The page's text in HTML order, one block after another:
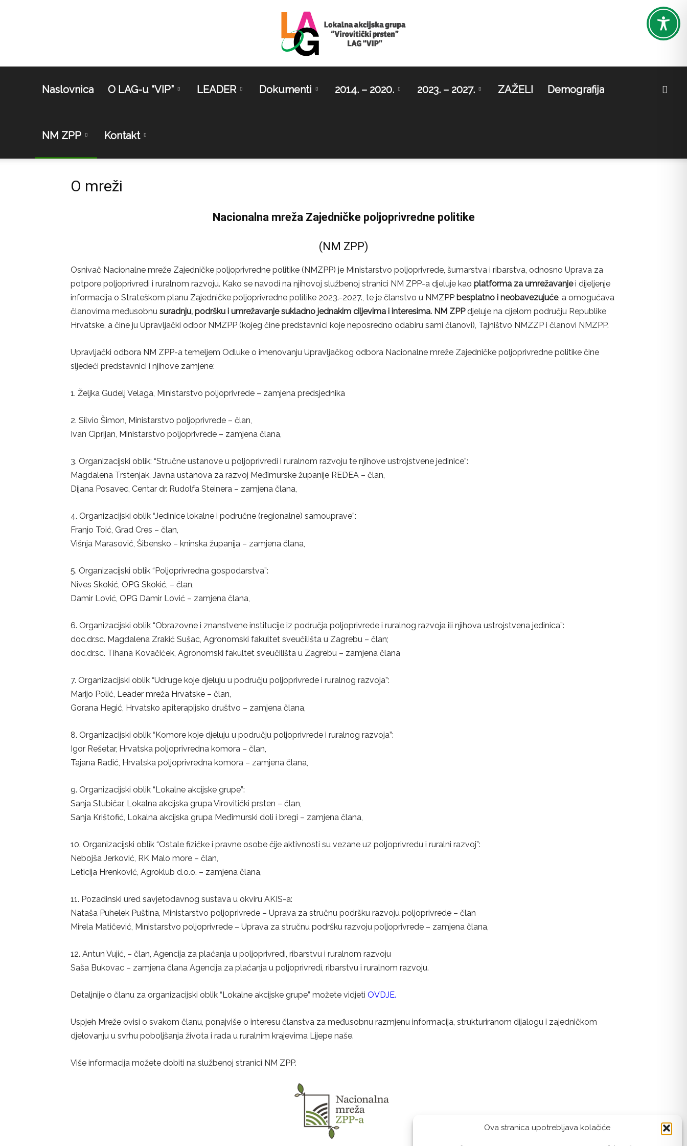
Ova stranica upotrebljava kolačiće
LAG
prsten
Naslovnica O LAG-u “VIP” LEADER Dokumenti 2014. – 2020. 2023. – 2027. ZAŽELI Demografija
NM ZPP Kontakt
O mreži
Nacionalna mreža Zajedničke poljoprivredne politike
(NM ZPP)
Osnivač Nacionalne mreže Zajedničke poljoprivredne politike (NMZPP) je Ministarstvo poljoprivrede, šumarstva i ribarstva, odnosno Uprava za
potpore poljoprivredi i ruralnom razvoju. Kako se navodi na njihovoj službenoj stranici NM ZPP-a djeluje kao platforma za umrežavanjei dijeljenje
informacija o Strateškom planu Zajedničke poljoprivredne politike 2023.-2027., te je članstvo u NMZPP besplatno i neobavezujuće, a omogućava
članovima međusobnu suradnju, podršku i umrežavanje sukladno jednakim ciljevima i interesima. NM ZPPdjeluje na cijelom području Republike
Hrvatske, a čine ju Upravljački odbor NMZPP (kojeg čine predstavnici koje neposredno odabiru sami članovi), Tajništvo NMZZP i članovi NMZPP.
Upravljački odbora NM ZPP-a temeljem Odluke o imenovanju Upravljačkog odbora Nacionalne mreže Zajedničke poljoprivredne politike čine
sljedeći predstavnici i njihove zamjene:
1. Željka Gudelj Velaga, Ministarstvo poljoprivrede – zamjena predsjednika
2. Silvio Šimon, Ministarstvo poljoprivrede – član,
Ivan Ciprijan, Ministarstvo poljoprivrede – zamjena člana,
3. Organizacijski oblik: “Stručne ustanove u poljoprivredi i ruralnom razvoju te njihove ustrojstvene jedinice”:
Magdalena Trstenjak, Javna ustanova za razvoj Međimurske županije REDEA – član,
Dijana Posavec, Centar dr. Rudolfa Steinera – zamjena člana,
4. Organizacijski oblik “Jedinice lokalne i područne (regionalne) samouprave”:
Franjo Toić, Grad Cres – član,
Višnja Marasović, Šibensko – kninska županija – zamjena člana,
5. Organizacijski oblik “Poljoprivredna gospodarstva”:
Nives Skokić, OPG Skokić, – član,
Damir Lović, OPG Damir Lović – zamjena člana,
6. Organizacijski oblik “Obrazovne i znanstvene institucije iz područja poljoprivrede i ruralnog razvoja ili njihova ustrojstvena jedinica”:
doc.dr.sc. Magdalena Zrakić Sušac, Agronomski fakultet sveučilišta u Zagrebu – član;
doc.dr.sc. Tihana Kovačićek, Agronomski fakultet sveučilišta u Zagrebu – zamjena člana
7. Organizacijski oblik “Udruge koje djeluju u području poljoprivrede i ruralnog razvoja”:
Marijo Polić, Leader mreža Hrvatske – član,
Gorana Hegić, Hrvatsko apiterapijsko društvo – zamjena člana,
8. Organizacijski oblik “Komore koje djeluju u području poljoprivrede i ruralnog razvoja”:
Igor Rešetar, Hrvatska poljoprivredna komora – član,
Tajana Radić, Hrvatska poljoprivredna komora – zamjena člana,
9. Organizacijski oblik “Lokalne akcijske grupe”:
Sanja Stubičar, Lokalna akcijska grupa Virovitički prsten – član,
Sanja Krištofić, Lokalna akcijska grupa Međimurski doli i bregi – zamjena člana,
10. Organizacijski oblik “Ostale fizičke i pravne osobe čije aktivnosti su vezane uz poljoprivredu i ruralni razvoj”:
Nebojša Jerković, RK Malo more – član,
Leticija Hrenković, Agroklub d.o.o. – zamjena člana,
11. Pozadinski ured savjetodavnog sustava u okviru AKIS-a:
Nataša Puhelek Puština, Ministarstvo poljoprivrede – Uprava za stručnu podršku razvoju poljoprivrede – član
Mirela Matičević, Ministarstvo poljoprivrede – Uprava za stručnu podršku razvoju poljoprivrede – zamjena člana,
12. Antun Vujić, – član, Agencija za plaćanja u poljoprivredi, ribarstvu i ruralnom razvoju
Saša Bukovac – zamjena člana Agencija za plaćanja u poljoprivredi, ribarstvu i ruralnom razvoju.
Detaljnije o članu za organizacijski oblik “Lokalne akcijske grupe” možete vidjeti OVDJE.
Uspjeh Mreže ovisi o svakom članu, ponajviše o interesu članstva za međusobnu razmjenu informacija, strukturiranom dijalogu i zajedničkom
djelovanju u svrhu poboljšanja života i rada u ruralnim krajevima Lijepe naše.
Više informacija možete dobiti na službenoj stranici NM ZPP.